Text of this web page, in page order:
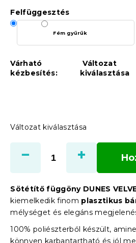
Változat kiválasztása
Felfüggesztés
Fém gyűrűk
Várható
kézbesítés:
Változat
kiválasztása
Sötétítő függöny DUNES
kiemelkedik finom plasztikus
mélységet és elegáns
100% poliészterből készült,
könnyen karbantartható és jól